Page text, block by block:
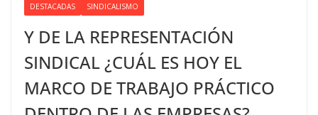
DESTACADAS SINDICALISMO
Y DE LA REPRESENTACIÓN
SINDICAL ¿CUÁL ES HOY EL
MARCO DE TRABAJO PRÁCTICO